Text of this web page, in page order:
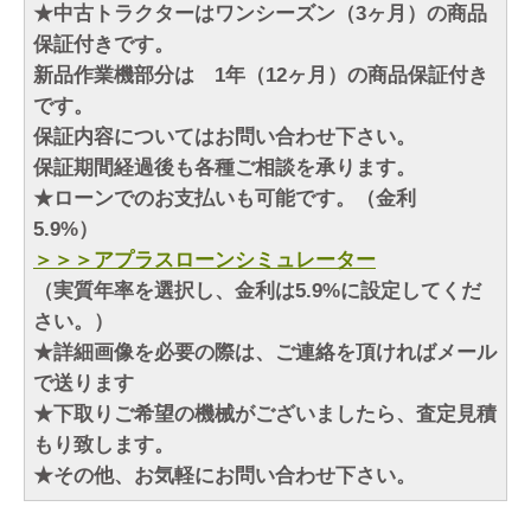
★中古トラクターはワンシーズン（3ヶ月）の商品
保証付きです。
新品作業機部分は 1年（12ヶ月）の商品保証付き
です。
保証内容についてはお問い合わせ下さい。
保証期間経過後も各種ご相談を承ります。
★ローンでのお支払いも可能です。（金利
5.9%）
＞＞＞アプラスローンシミュレーター
（実質年率を選択し、金利は5.9%に設定してくだ
さい。）
★詳細画像を必要の際は、ご連絡を頂ければメール
で送ります
★下取りご希望の機械がございましたら、査定見積
もり致します。
★その他、お気軽にお問い合わせ下さい。